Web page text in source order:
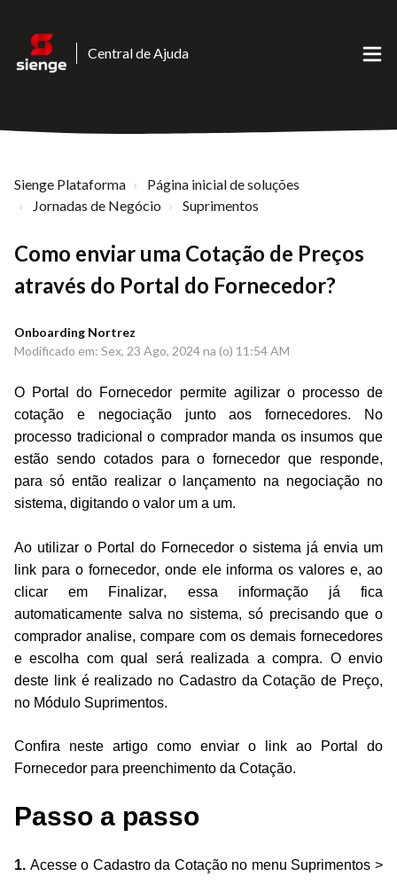
Central de Ajuda
Sienge Plataforma
Página inicial de soluções
Jornadas de Negócio
Suprimentos
Como enviar uma Cotação de Preços
através do Portal do Fornecedor?
Onboarding Nortrez
Modificado em: Sex, 23 Ago, 2024 na (o) 11:54 AM
O Portal do Fornecedor permite agilizar o processo de
cotação e negociação junto aos fornecedores. No
processo tradicional o comprador manda os insumos que
estão sendo cotados para o fornecedor que responde,
para só então realizar o lançamento na negociação no
sistema, digitando o valor um a um.
Ao utilizar o Portal do Fornecedor o sistema já envia um
link para o fornecedor, onde ele informa os valores e, ao
clicar em Finalizar, essa informação já fica
automaticamente salva no sistema, só precisando que o
comprador analise, compare com os demais fornecedores
e escolha com qual será realizada a compra. O envio
deste link é realizado no Cadastro da Cotação de Preço,
no Módulo Suprimentos.
Confira neste artigo como enviar o link ao Portal do
Fornecedor para preenchimento da Cotação.
Passo a passo
1. Acesse o Cadastro da Cotação no menu Suprimentos >